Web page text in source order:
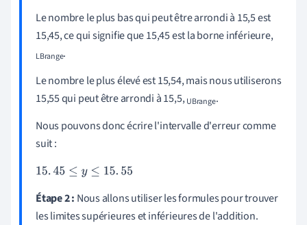
Le nombre le plus bas qui peut être arrondi à 15,5 est
15,45, ce qui signifie que 15,45 est la borne inférieure,
LBrange.
Le nombre le plus élevé est 15,54, mais nous utiliserons
15,55 qui peut être arrondi à 15,5,UBrange.
Nous pouvons donc écrire l'intervalle d'erreur comme
suit :
15.45≤y≤15. 55
Étape 2 : Nous allons utiliser les formules pour trouver
les limites supérieures et inférieures de l'addition.